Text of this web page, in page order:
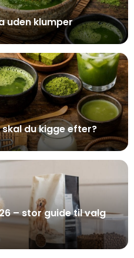
uden klumper
du kigge efter?
– stor guide til valg